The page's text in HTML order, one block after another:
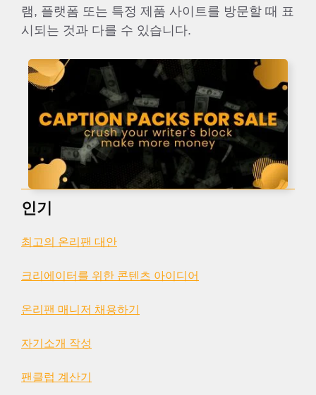
램, 플랫폼 또는 특정 제품 사이트를 방문할 때 표
시되는 것과 다를 수 있습니다.
인기
최고의 온리팬 대안
크리에이터를 위한 콘텐츠 아이디어
온리팬 매니저 채용하기
자기소개 작성
팬클럽 계산기